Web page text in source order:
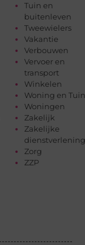
Tuin en
buitenleven
Tweewielers
Vakantie
Verbouwen
Vervoer en
transport
Winkelen
Woning en Tuin
Woningen
Zakelijk
Zakelijke
dienstverlening
Zorg
ZZP